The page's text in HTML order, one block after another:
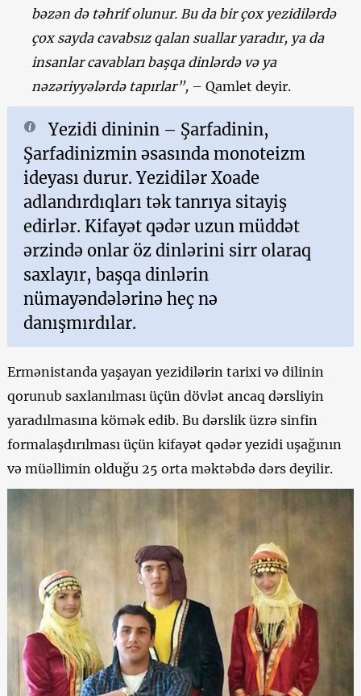
bəzən də təhrif olunur. Bu da bir çox yezidilərdə
çox sayda cavabsız qalan suallar yaradır, ya da
insanlar cavabları başqa dinlərdə və ya
nəzəriyyələrdə tapırlar”,– Qamlet deyir.
Yezidi dininin – Şarfadinin,
Şarfadinizmin əsasında monoteizm
ideyası durur. Yezidilər Xoade
adlandırdıqları tək tanrıya sitayiş
edirlər. Kifayət qədər uzun müddət
ərzində onlar öz dinlərini sirr olaraq
saxlayır, başqa dinlərin
nümayəndələrinə heç nə
danışmırdılar.
Ermənistanda yaşayan yezidilərin tarixi və dilinin
qorunub saxlanılması üçün dövlət ancaq dərsliyin
yaradılmasına kömək edib. Bu dərslik üzrə sinfin
formalaşdırılması üçün kifayət qədər yezidi uşağının
və müəllimin olduğu 25 orta məktəbdə dərs deyilir.